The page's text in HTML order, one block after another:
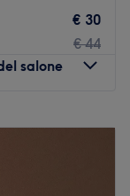
€ 30
€ 44
salone